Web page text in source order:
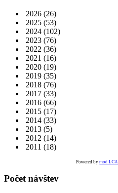
2026 (26)
2025 (53)
2024 (102)
2023 (76)
2022 (36)
2021 (16)
2020 (19)
2019 (35)
2018 (76)
2017 (33)
2016 (66)
2015 (17)
2014 (33)
2013 (5)
2012 (14)
2011 (18)
Powered bymod LCA
Počet návštev